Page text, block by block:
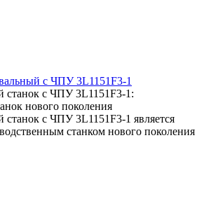
с ЧПУ 3L1151F3-1
станок с ЧПУ 3L1151F3-1:
нового поколения
c ЧПУ 3L1151F3-1 является
станком нового поколения